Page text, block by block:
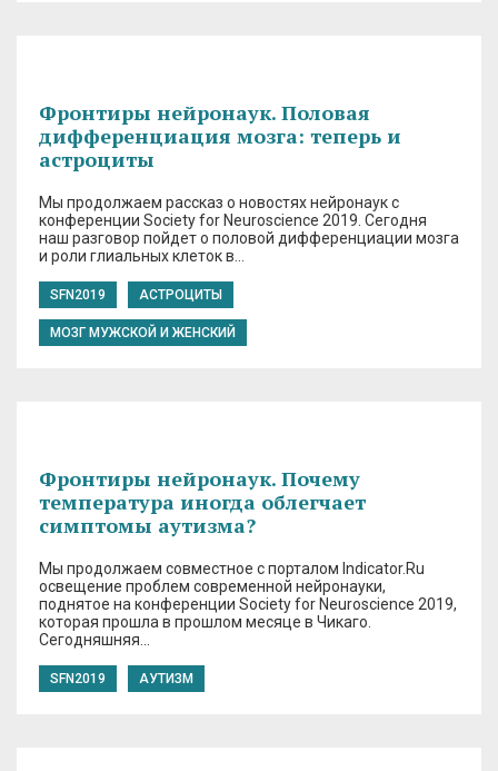
Фронтиры нейронаук. Половая
дифференциация мозга: теперь и
астроциты
Мы продолжаем рассказ о новостях нейронаук с
конференции Society for Neuroscience 2019. Сегодня
наш разговор пойдет о половой дифференциации мозга
и роли глиальных клеток в…
SFN2019 АСТРОЦИТЫ
МОЗГ МУЖСКОЙ И ЖЕНСКИЙ
Фронтиры нейронаук. Почему
температура иногда облегчает
симптомы аутизма?
Мы продолжаем совместное с порталом Indicator.Ru
освещение проблем современной нейронауки,
поднятое на конференции Society for Neuroscience 2019,
которая прошла в прошлом месяце в Чикаго.
Сегодняшняя…
SFN2019 АУТИЗМ